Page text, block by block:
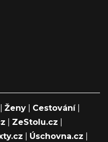
Ženy Cestování|
ZeStolu.cz
Úschovna.cz